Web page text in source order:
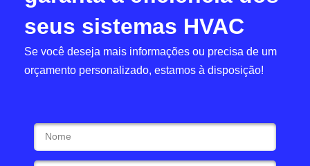
seus sistemas HVAC
Se você deseja mais informações ou precisa de um
orçamento personalizado, estamos à disposição!